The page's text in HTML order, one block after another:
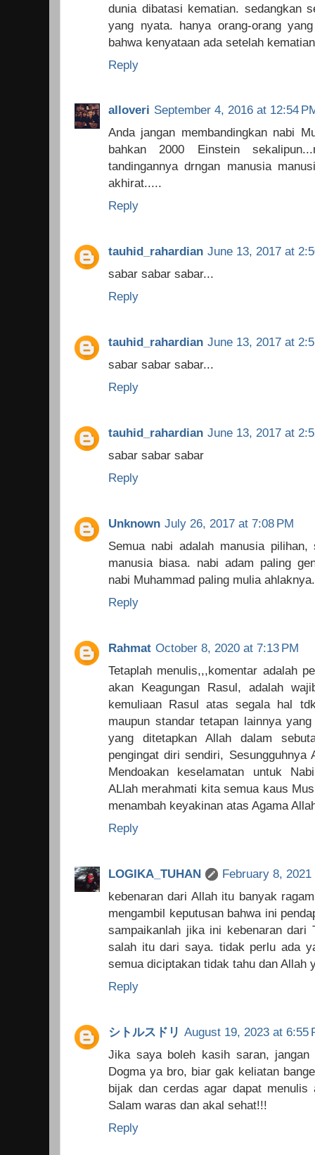
dunia dibatasi kematian. sedangkan
yang nyata. hanya orang-orang
bahwa kenyataan ada setelah
Reply
alloveri September 4, 2016 at 12:54
Anda jangan membandingkan nabi
bahkan 2000 Einstein
tandingannya drngan manusia
akhirat.....
Reply
tauhid_rahardian June 13, 2017 at
sabar sabar sabar...
Reply
tauhid_rahardian June 13, 2017 at
sabar sabar sabar...
Reply
tauhid_rahardian June 13, 2017 at
sabar sabar sabar
Reply
Unknown July 26, 2017 at 7:08 PM
Semua nabi adalah manusia
manusia biasa. nabi adam paling
nabi Muhammad paling mulia
Reply
Rahmat October 8, 2020 at 7:13 PM
Tetaplah menulis,,,komentar adalah
akan Keagungan Rasul, adalah
kemuliaan Rasul atas segala hal
maupun standar tetapan lainnya
yang ditetapkan Allah dalam
pengingat diri sendiri, Sesungguhnya
Mendoakan keselamatan untuk
ALlah merahmati kita semua kaus
menambah keyakinan atas Agama
Reply
LOGIKA_TUHAN
February 8, 2021
kebenaran dari Allah itu banyak
mengambil keputusan bahwa ini
sampaikanlah jika ini kebenaran dari
salah itu dari saya. tidak perlu ada
semua diciptakan tidak tahu dan Allah
Reply
シトルスドリ August 19, 2023 at 6:55
Jika saya boleh kasih saran,
Dogma ya bro, biar gak keliatan
bijak dan cerdas agar dapat
Salam waras dan akal sehat!!!
Reply